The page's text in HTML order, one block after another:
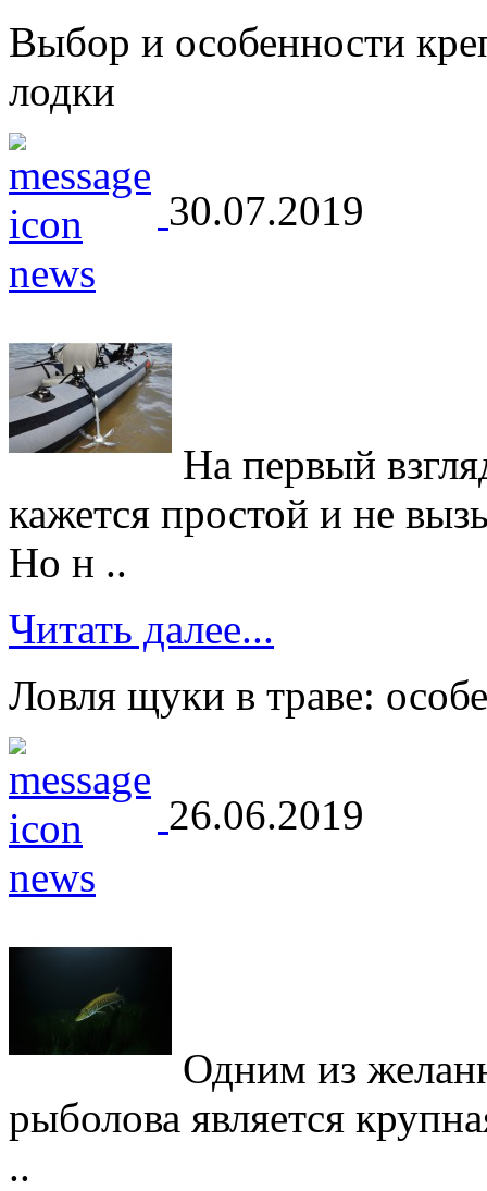
Выбор и особенности
лодки
30.07.2019
На первый
кажется простой и не
Но н ..
Читать далее...
Ловля щуки в траве:
26.06.2019
Одним из
рыболова является
..